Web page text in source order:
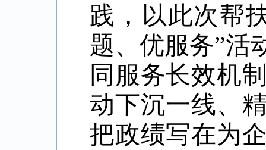
践，以此次帮
题、优服务”活
同服务长效机
动下沉一线、
把政绩写在为